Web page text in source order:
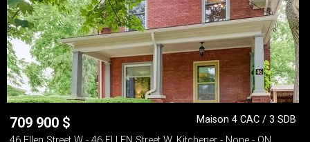
709 900 $
Maison 4 CAC / 3 SDB